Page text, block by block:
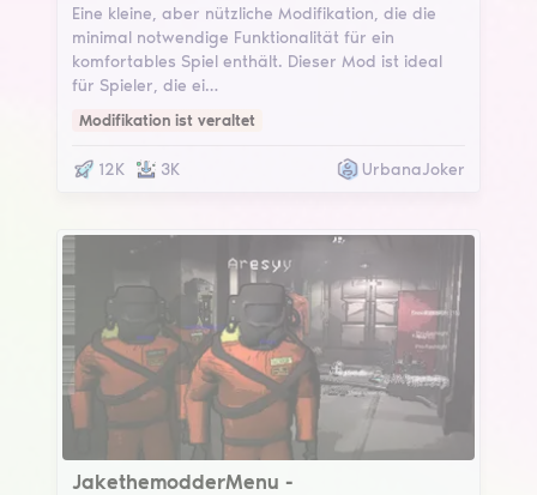
Eine kleine, aber nützliche Modifikation, die die
minimal notwendige Funktionalität für ein
komfortables Spiel enthält. Dieser Mod ist ideal
für Spieler, die ei…
Modifikation ist veraltet
12K 3K UrbanaJoker
JakethemodderMenu
JakethemodderMenu -